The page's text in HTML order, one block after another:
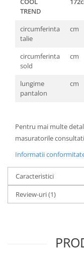
TREND
circumferinta
talie
cm
circumferinta
sold
cm
lungime
pantalon
cm
Pentru mai multe
masuratorile
Informatii
Caracteristici
Review-uri(1)